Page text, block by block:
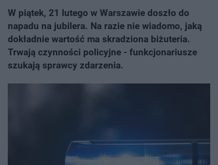
W piątek, 21 lutego w Warszawie doszło do
napadu na jubilera. Na razie nie wiadomo, jaką
dokładnie wartość ma skradziona biżuteria.
Trwają czynności policyjne - funkcjonariusze
szukają sprawcy zdarzenia.